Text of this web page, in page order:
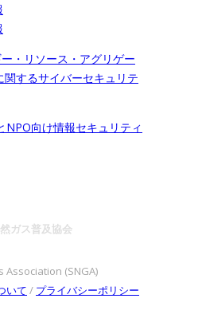
ガス普及協会
Association (SNGA)
いて / プライバシーポリシー